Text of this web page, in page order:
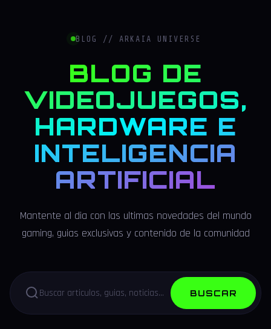
BLOG // ARKAIA UNIVERSE
BLOG DE
VIDEOJUEGOS,
HARDWARE E
INTELIGENCIA
ARTIFICIAL
Mantente al dia con las ultimas novedades del mundo
gaming, guias exclusivas y contenido de la comunidad
BUSCAR